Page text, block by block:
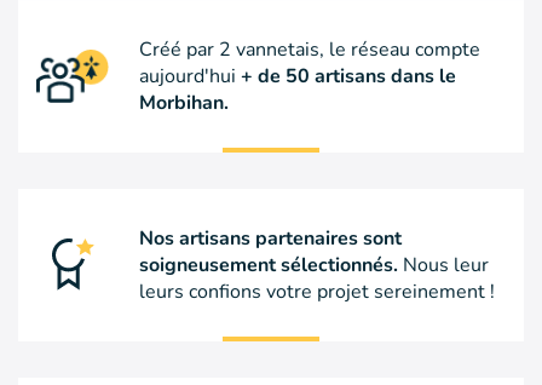
Créé par 2 vannetais, le réseau compte
aujourd'hui + de 50 artisans dans le
Morbihan.
Nos artisans partenaires sont
soigneusement sélectionnés. Nous leur
leurs confions votre projet sereinement !